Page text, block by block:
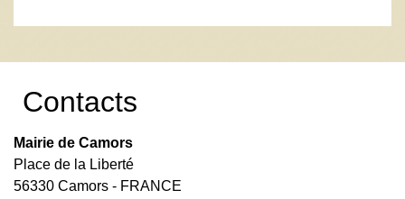
Contacts
Mairie de Camors
Place de la Liberté
56330 Camors - FRANCE